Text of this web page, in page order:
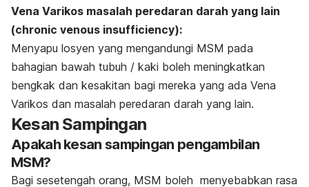
Vena Varikos masalah peredaran darah yang lain
(chronic venous insufficiency):
Menyapu losyen yang mengandungi MSM pada
bahagian bawah tubuh / kaki boleh meningkatkan
bengkak dan kesakitan bagi mereka yang ada Vena
Varikos dan masalah peredaran darah yang lain.
Kesan Sampingan
Apakah kesan sampingan pengambilan
MSM?
Bagi sesetengah orang, MSM boleh menyebabkan rasa